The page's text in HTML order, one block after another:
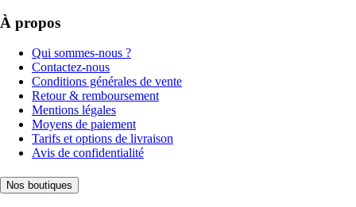
À propos
Qui sommes-nous ?
Contactez-nous
Conditions générales de vente
Retour & remboursement
Mentions légales
Moyens de paiement
Tarifs et options de livraison
Avis de confidentialité
Nos boutiques